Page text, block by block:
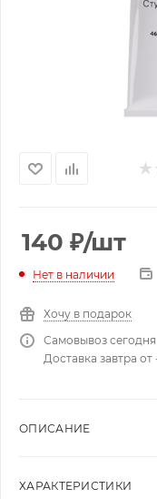
140 ₽/шт
Нет в наличии
Хочу в подарок
Самовывоз
Доставка завтра от
ОПИСАНИЕ
ХАРАКТЕРИСТИКИ